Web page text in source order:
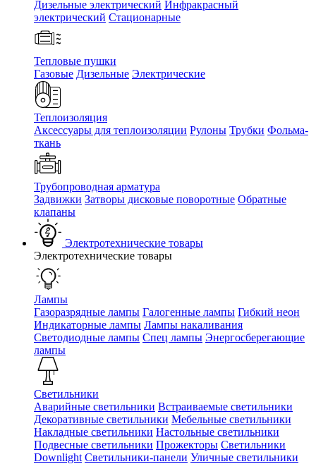
Дизельные электрический Инфракрасный
электрический Стационарные
Тепловые пушки
Газовые Дизельные Электрические
Теплоизоляция
Аксессуары для теплоизоляции Рулоны Трубки Фольма-
ткань
Трубопроводная арматура
Задвижки Затворы дисковые поворотные Обратные
клапаны
Электротехнические товары
Электротехнические товары
Лампы
Газоразрядные лампы Галогенные лампы Гибкий неон
Индикаторные лампы Лампы накаливания
Светодиодные лампы Спец лампы Энергосберегающие
лампы
Светильники
Аварийные светильники Встраиваемые светильники
Декоративные светильники Мебельные светильники
Накладные светильники Настольные светильники
Подвесные светильники Прожекторы Светильники
Downlight Светильники-панели Уличные светильники